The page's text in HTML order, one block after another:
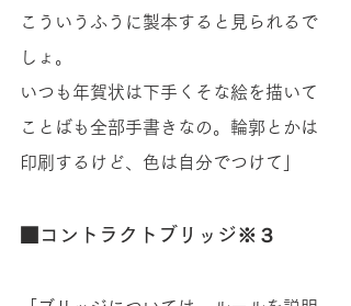
こういうふうに製本すると見られるで
しょ。
いつも年賀状は下手くそな絵を描いて
ことばも全部手書きなの。輪郭とかは
印刷するけど、色は自分でつけて」
■コントラクトブリッジ※３